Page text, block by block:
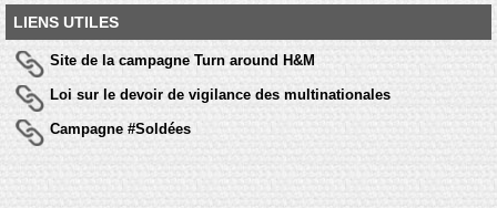
LIENS UTILES
Site de la campagne Turn around H&M
Loi sur le devoir de vigilance des multinationales
Campagne #Soldées